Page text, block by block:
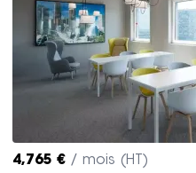
4,765 € / mois (HT)